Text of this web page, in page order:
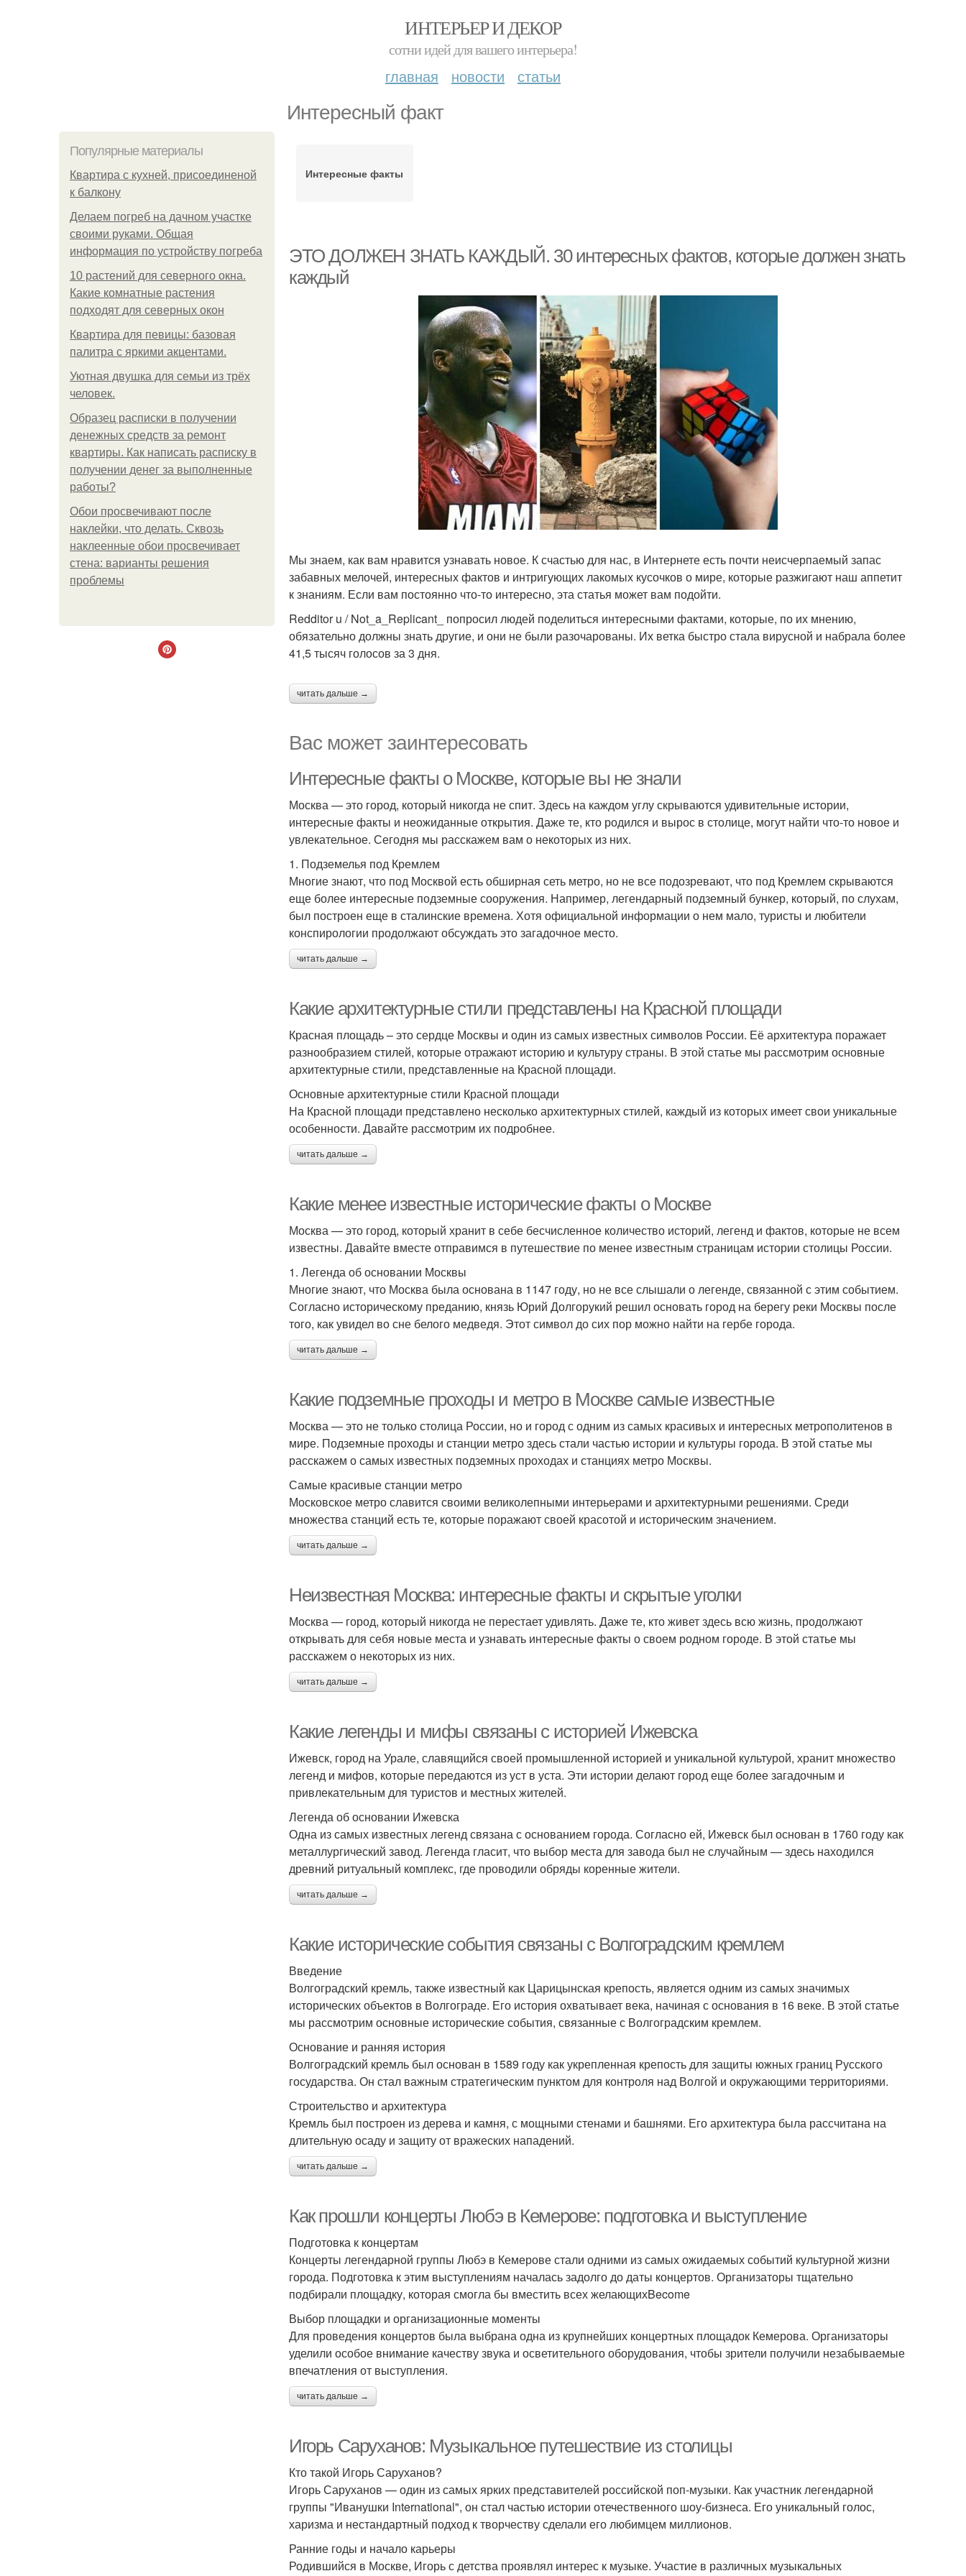
ИНТЕРЬЕР И ДЕКОР
сотни идей для вашего интерьера!
главная новости статьи
Интересный факт
Популярные материалы
Квартира с кухней, присоединеной
к балкону
Делаем погреб на дачном участке
своими руками. Общая
информация по устройству погреба
10 растений для северного окна.
Какие комнатные растения
подходят для северных окон
Квартира для певицы: базовая
палитра с яркими акцентами.
Уютная двушка для семьи из трёх
человек.
Образец расписки в получении
денежных средств за ремонт
квартиры. Как написать расписку в
получении денег за выполненные
работы?
Обои просвечивают после
наклейки, что делать. Сквозь
наклеенные обои просвечивает
стена: варианты решения
проблемы
Интересные факты
ЭТО ДОЛЖЕН ЗНАТЬ КАЖДЫЙ. 30 интересных фактов, которые должен знать
каждый
Мы знаем, как вам нравится узнавать новое. К счастью для нас, в Интернете есть почти неисчерпаемый запас
забавных мелочей, интересных фактов и интригующих лакомых кусочков о мире, которые разжигают наш аппетит
к знаниям. Если вам постоянно что-то интересно, эта статья может вам подойти.
Redditor u / Not_a_Replicant_ попросил людей поделиться интересными фактами, которые, по их мнению,
обязательно должны знать другие, и они не были разочарованы. Их ветка быстро стала вирусной и набрала более
41,5 тысяч голосов за 3 дня.
читать дальше →
Вас может заинтересовать
Интересные факты о Москве, которые вы не знали
Москва — это город, который никогда не спит. Здесь на каждом углу скрываются удивительные истории,
интересные факты и неожиданные открытия. Даже те, кто родился и вырос в столице, могут найти что-то новое и
увлекательное. Сегодня мы расскажем вам о некоторых из них.
1. Подземелья под Кремлем
Многие знают, что под Москвой есть обширная сеть метро, но не все подозревают, что под Кремлем скрываются
еще более интересные подземные сооружения. Например, легендарный подземный бункер, который, по слухам,
был построен еще в сталинские времена. Хотя официальной информации о нем мало, туристы и любители
конспирологии продолжают обсуждать это загадочное место.
читать дальше →
Какие архитектурные стили представлены на Красной площади
Красная площадь – это сердце Москвы и один из самых известных символов России. Её архитектура поражает
разнообразием стилей, которые отражают историю и культуру страны. В этой статье мы рассмотрим основные
архитектурные стили, представленные на Красной площади.
Основные архитектурные стили Красной площади
На Красной площади представлено несколько архитектурных стилей, каждый из которых имеет свои уникальные
особенности. Давайте рассмотрим их подробнее.
читать дальше →
Какие менее известные исторические факты о Москве
Москва — это город, который хранит в себе бесчисленное количество историй, легенд и фактов, которые не всем
известны. Давайте вместе отправимся в путешествие по менее известным страницам истории столицы России.
1. Легенда об основании Москвы
Многие знают, что Москва была основана в 1147 году, но не все слышали о легенде, связанной с этим событием.
Согласно историческому преданию, князь Юрий Долгорукий решил основать город на берегу реки Москвы после
того, как увидел во сне белого медведя. Этот символ до сих пор можно найти на гербе города.
читать дальше →
Какие подземные проходы и метро в Москве самые известные
Москва — это не только столица России, но и город с одним из самых красивых и интересных метрополитенов в
мире. Подземные проходы и станции метро здесь стали частью истории и культуры города. В этой статье мы
расскажем о самых известных подземных проходах и станциях метро Москвы.
Самые красивые станции метро
Московское метро славится своими великолепными интерьерами и архитектурными решениями. Среди
множества станций есть те, которые поражают своей красотой и историческим значением.
читать дальше →
Неизвестная Москва: интересные факты и скрытые уголки
Москва — город, который никогда не перестает удивлять. Даже те, кто живет здесь всю жизнь, продолжают
открывать для себя новые места и узнавать интересные факты о своем родном городе. В этой статье мы
расскажем о некоторых из них.
читать дальше →
Какие легенды и мифы связаны с историей Ижевска
Ижевск, город на Урале, славящийся своей промышленной историей и уникальной культурой, хранит множество
легенд и мифов, которые передаются из уст в уста. Эти истории делают город еще более загадочным и
привлекательным для туристов и местных жителей.
Легенда об основании Ижевска
Одна из самых известных легенд связана с основанием города. Согласно ей, Ижевск был основан в 1760 году как
металлургический завод. Легенда гласит, что выбор места для завода был не случайным — здесь находился
древний ритуальный комплекс, где проводили обряды коренные жители.
читать дальше →
Какие исторические события связаны с Волгоградским кремлем
Введение
Волгоградский кремль, также известный как Царицынская крепость, является одним из самых значимых
исторических объектов в Волгограде. Его история охватывает века, начиная с основания в 16 веке. В этой статье
мы рассмотрим основные исторические события, связанные с Волгоградским кремлем.
Основание и ранняя история
Волгоградский кремль был основан в 1589 году как укрепленная крепость для защиты южных границ Русского
государства. Он стал важным стратегическим пунктом для контроля над Волгой и окружающими территориями.
Строительство и архитектура
Кремль был построен из дерева и камня, с мощными стенами и башнями. Его архитектура была рассчитана на
длительную осаду и защиту от вражеских нападений.
читать дальше →
Как прошли концерты Любэ в Кемерове: подготовка и выступление
Подготовка к концертам
Концерты легендарной группы Любэ в Кемерове стали одними из самых ожидаемых событий культурной жизни
города. Подготовка к этим выступлениям началась задолго до даты концертов. Организаторы тщательно
подбирали площадку, которая смогла бы вместить всех желающихBecome
Выбор площадки и организационные моменты
Для проведения концертов была выбрана одна из крупнейших концертных площадок Кемерова. Организаторы
уделили особое внимание качеству звука и осветительного оборудования, чтобы зрители получили незабываемые
впечатления от выступления.
читать дальше →
Игорь Саруханов: Музыкальное путешествие из столицы
Кто такой Игорь Саруханов?
Игорь Саруханов — один из самых ярких представителей российской поп-музыки. Как участник легендарной
группы "Иванушки International", он стал частью истории отечественного шоу-бизнеса. Его уникальный голос,
харизма и нестандартный подход к творчеству сделали его любимцем миллионов.
Ранние годы и начало карьеры
Родившийся в Москве, Игорь с детства проявлял интерес к музыке. Участие в различных музыкальных